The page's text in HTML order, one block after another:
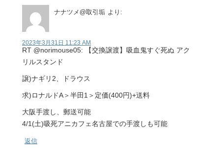
ナナツメ@取引垢 より:
2023年3月31日 11:23 AM
RT @norimouse05: 【交換譲渡】吸血鬼すぐ死ぬ アク
リルスタンド
譲)ナギリ2、ドラウス
求)ロナルドA＞半田1＞定価(400円)+送料
大阪手渡し、郵送可能
4/1(土)吸死アニカフェ名古屋での手渡しも可能
返信